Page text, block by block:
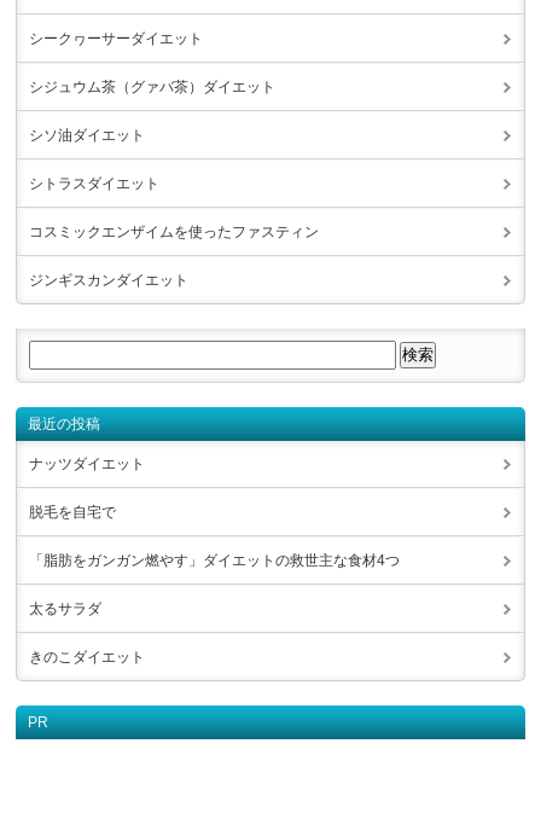
シークヮーサーダイエット
シジュウム茶（グァバ茶）ダイエット
シソ油ダイエット
シトラスダイエット
コスミックエンザイムを使ったファスティン
ジンギスカンダイエット
最近の投稿
ナッツダイエット
脱毛を自宅で
「脂肪をガンガン燃やす」ダイエットの救世主な食材4つ
太るサラダ
きのこダイエット
PR